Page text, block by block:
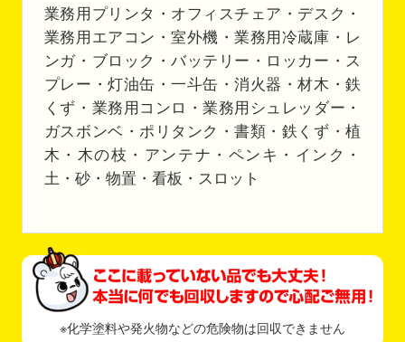
業務用プリンタ・オフィスチェア・デスク・
業務用エアコン・室外機・業務用冷蔵庫・レ
ンガ・ブロック・バッテリー・ロッカー・ス
プレー・灯油缶・一斗缶・消火器・材木・鉄
くず・業務用コンロ・業務用シュレッダー・
ガスボンベ・ポリタンク・書類・鉄くず・植
木・木の枝・アンテナ・ペンキ・インク・
土・砂・物置・看板・スロット
※化学塗料や発火物などの危険物は回収できません